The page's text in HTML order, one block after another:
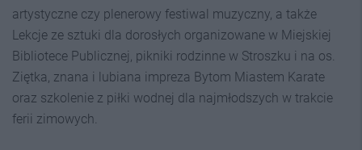
artystyczne czy plenerowy festiwal muzyczny, a także
Lekcje ze sztuki dla dorosłych organizowane w Miejskiej
Bibliotece Publicznej, pikniki rodzinne w Stroszku i na os.
Ziętka, znana i lubiana impreza Bytom Miastem Karate
oraz szkolenie z piłki wodnej dla najmłodszych w trakcie
ferii zimowych.